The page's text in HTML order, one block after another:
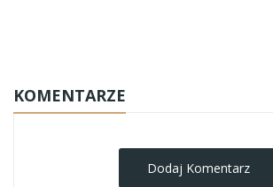
KOMENTARZE
Dodaj Komentarz